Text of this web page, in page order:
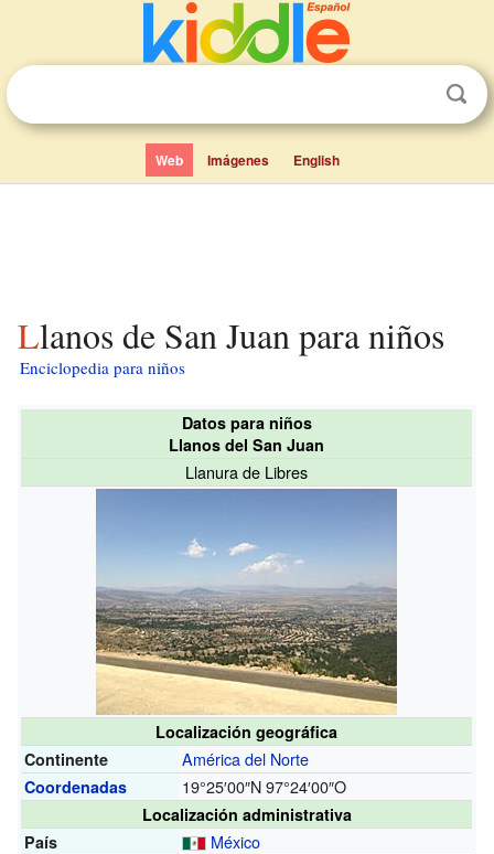
Web Imágenes English
Llanos de San Juan para niños
Enciclopedia para niños
Datos para niños
Llanos del San Juan
Llanura de Libres
Localización geográfica
Continente
América del Norte
Coordenadas 19°25′00″N97°24′00″O
Localización administrativa
País
México